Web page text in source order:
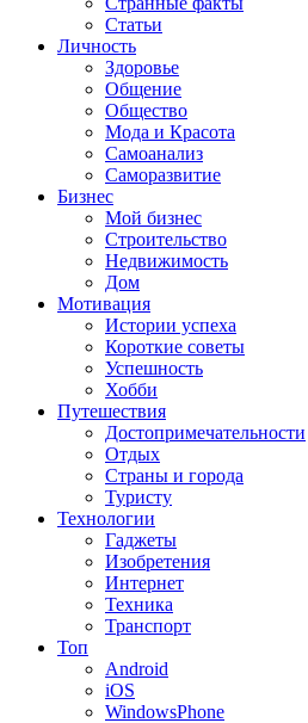
Статьи
Личность
Здоровье
Общение
Общество
Мода и Красота
Самоанализ
Саморазвитие
Бизнес
Мой бизнес
Строительство
Недвижимость
Дом
Мотивация
Истории успеха
Короткие советы
Успешность
Хобби
Путешествия
Достопримечательности
Отдых
Страны и города
Туристу
Технологии
Гаджеты
Изобретения
Интернет
Техника
Транспорт
Топ
Android
iOS
WindowsPhone